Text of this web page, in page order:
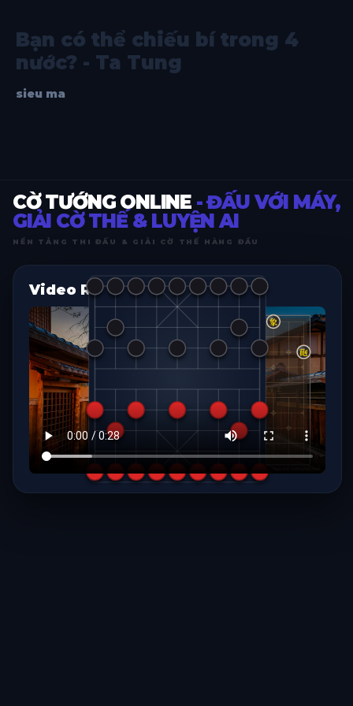
Bạn có thể chiếu bí trong 4
nước? - Ta Tung
sieu ma
CỜ TƯỚNG ONLINE - ĐẤU VỚI MÁY,
GIẢI CỜ THẾ & LUYỆN AI
NỀN TẢNG THI ĐẤU & GIẢI CỜ THẾ HÀNG ĐẦU
Video Replay